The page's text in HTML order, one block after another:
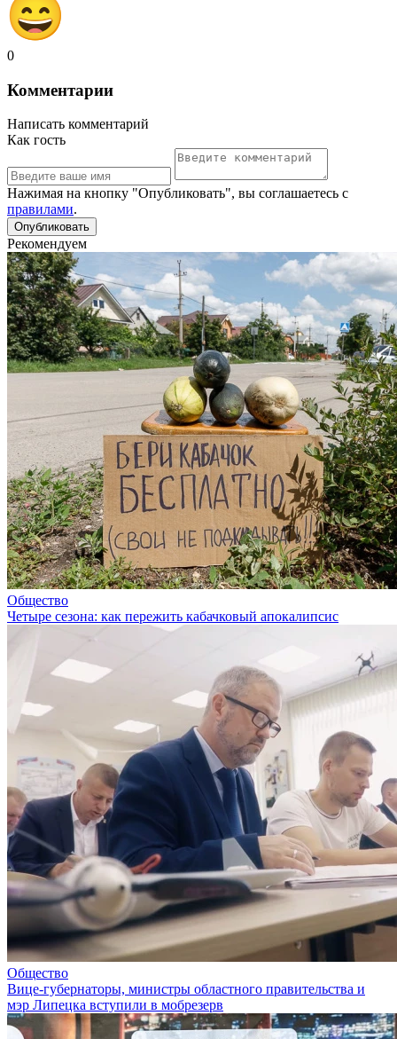
0
Комментарии
Написать комментарий
Как гость
Нажимая на кнопку "Опубликовать", вы соглашаетесь с
правилами.
Рекомендуем
Общество
Четыре сезона: как пережить кабачковый апокалипсис
Общество
Вице-губернаторы, министры областного правительства и
мэр Липецка вступили в мобрезерв